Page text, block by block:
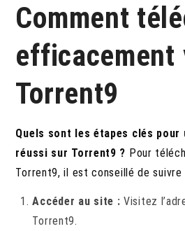
Comment
efficacement
Torrent9
Quels sont les étapes clés pour
réussi sur Torrent9 ? Pour
Torrent9, il est conseillé de suivre
Accéder au site : Visitez
Torrent9.